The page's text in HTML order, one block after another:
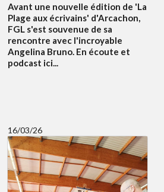
Avant une nouvelle édition de 'La
Plage aux écrivains' d'Arcachon,
FGL s'est souvenue de sa
rencontre avec l'incroyable
Angelina Bruno. En écoute et
podcast ici...
16/03/26